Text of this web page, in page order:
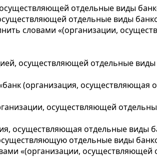
отдельные виды
отдельные виды
словами «(организации,
осуществляющей отдельные виды
(организация, осуществляющая
осуществляющей
осуществляющая отдельные виды
отдельные виды
«(организации,